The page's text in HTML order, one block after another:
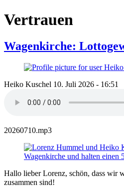
Vertrauen
Wagenkirche:
Heiko Kuschel 10. Juli 2026 - 16:51
20260710.mp3
Hallo lieber Lorenz, schön, dass wir
zusammen sind!